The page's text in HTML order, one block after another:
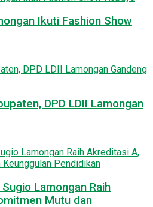
Ikuti Fashion Show
DPD LDII Lamongan
Lamongan Raih
Mutu dan